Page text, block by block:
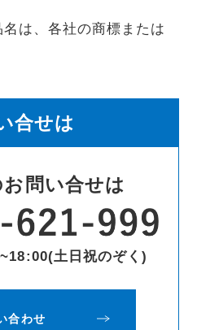
は、各社の商標または
合せは
問い合せは
土日祝のぞく)
合わせ